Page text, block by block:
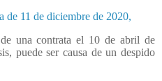
de 11 de diciembre de 2020,
una contrata el 10 de abril de
puede ser causa de un despido